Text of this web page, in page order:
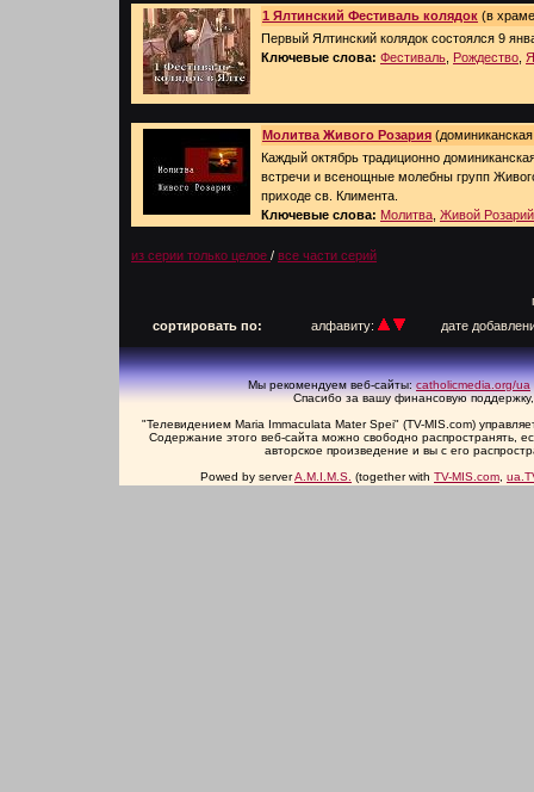
1 Ялтинский Фестиваль колядок (в
Первый Ялтинский колядок состоялся 9
Ключевые слова: Фестиваль Рождество
Молитва Живого Розария
Каждый октябрь традиционно
встречи и всенощные молебны групп
приходе св. Климента.
Ключевые слова: Молитва Живой Розарий
из серии только целое / все части серий
сортировать по:
алфавиту: дате
Мы рекомендуем веб-сайты:catholicmedia.org/ua
Спасибо за вашу финансовую
"Телевидением Maria Immaculata Mater Spei" (TV-MIS.com)
Содержание этого веб-сайта можно свободно распространять,
авторское произведение и вы с его
Powed by serverA.M.I.M.S. (together with TV-MIS.com